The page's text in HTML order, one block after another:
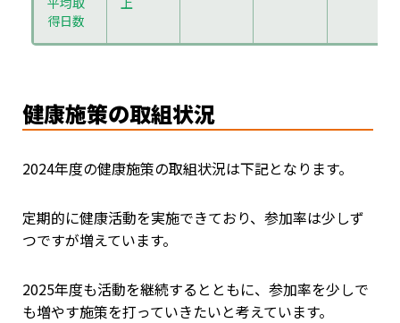
得日数
健康施策の取組状況
2024年度の健康施策の取組状況は下記となります。
定期的に健康活動を実施できており、参加率は少しず
つですが増えています。
2025年度も活動を継続するとともに、参加率を少しで
も増やす施策を打っていきたいと考えています。